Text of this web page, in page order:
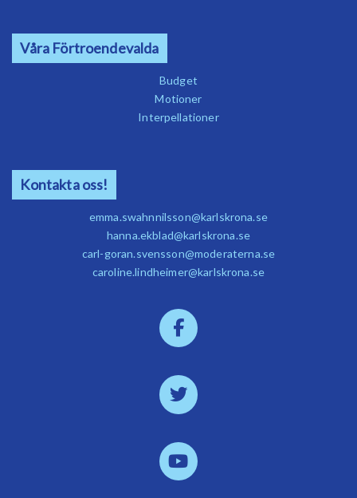
Våra Förtroendevalda
Budget
Motioner
Interpellationer
Kontakta oss!
emma.swahnnilsson@karlskrona.se
hanna.ekblad@karlskrona.se
carl-goran.svensson@moderaterna.se
caroline.lindheimer@karlskrona.se